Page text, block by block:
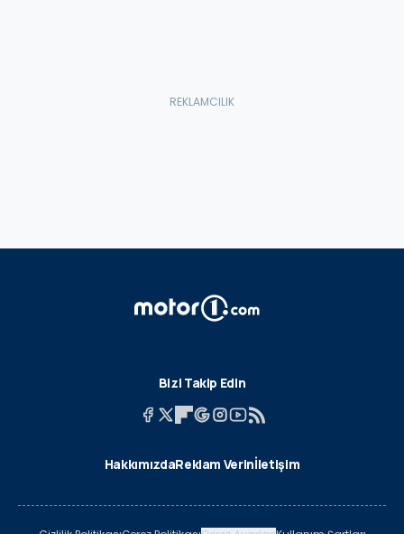
Bizi Takip Edin
HakkımızdaReklam Verinİletişim